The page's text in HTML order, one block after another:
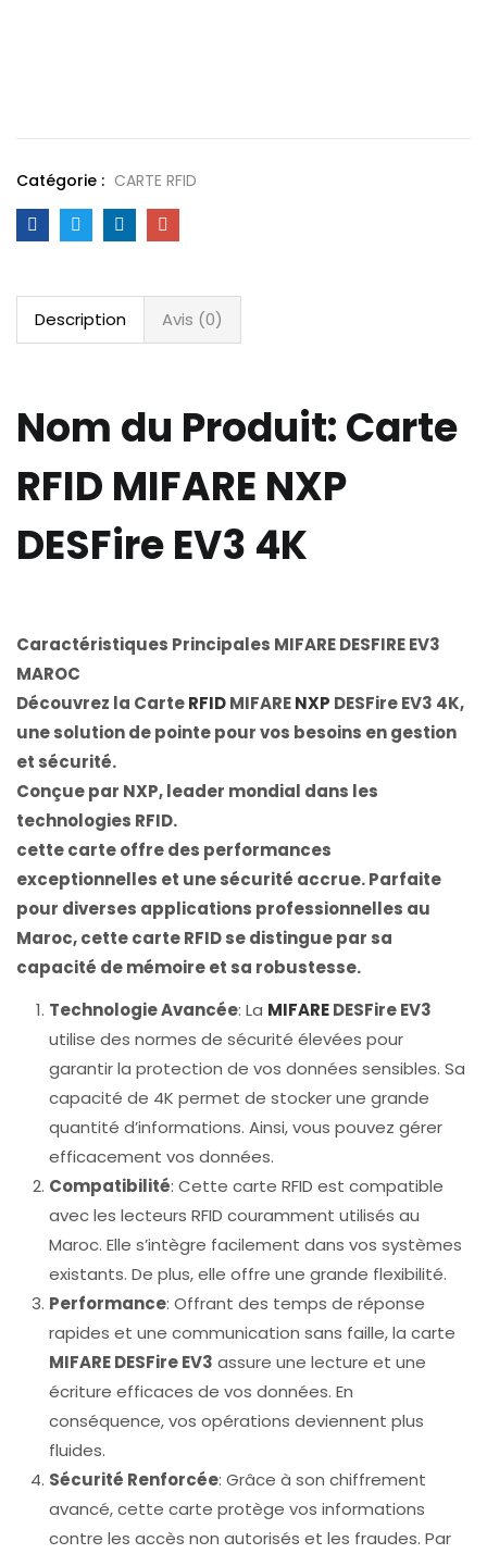
Catégorie : CARTE RFID
Description Avis (0)
Nom du Produit:Carte
RFID MIFARE NXP
DESFire EV3 4K
Caractéristiques Principales MIFARE DESFIRE EV3
MAROC
Découvrez la CarteRFIDMIFARENXP DESFire EV3 4K,
une solution de pointe pour vos besoins en gestion
et sécurité.
Conçue par NXP, leader mondial dans les
technologies RFID.
cette carte offre des performances
exceptionnelles et une sécurité accrue. Parfaite
pour diverses applications professionnelles au
Maroc, cette carte RFID se distingue par sa
capacité de mémoire et sa robustesse.
Technologie Avancée: La MIFAREDESFire EV3
utilise des normes de sécurité élevées pour
garantir la protection de vos données sensibles. Sa
capacité de 4K permet de stocker une grande
quantité d’informations. Ainsi, vous pouvez gérer
efficacement vos données.
Compatibilité: Cette carte RFID est compatible
avec les lecteurs RFID couramment utilisés au
Maroc. Elle s’intègre facilement dans vos systèmes
existants. De plus, elle offre une grande flexibilité.
Performance: Offrant des temps de réponse
rapides et une communication sans faille, la carte
MIFARE DESFire EV3 assure une lecture et une
écriture efficaces de vos données. En
conséquence, vos opérations deviennent plus
fluides.
Sécurité Renforcée: Grâce à son chiffrement
avancé, cette carte protège vos informations
contre les accès non autorisés et les fraudes. Par